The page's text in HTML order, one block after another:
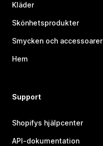
Kläder
Skönhetsprodukter
Smycken och accessoarer
Hem
Support
Shopifys hjälpcenter
API-dokumentation